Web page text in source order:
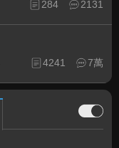
284 2131
4241 7萬